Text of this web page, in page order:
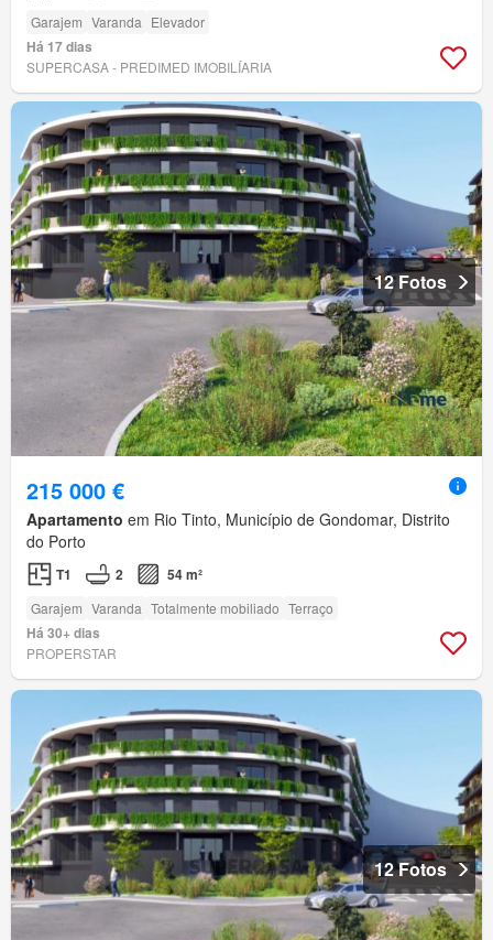
Garajem Varanda Elevador
Há 17 dias
SUPERCASA - PREDIMED IMOBILÍARIA
12 Fotos
215 000 €
Apartamento em Rio Tinto, Município de Gondomar, Distrito
do Porto
T1 2 54 m²
Garajem Varanda Totalmente mobiliado Terraço
Há 30+ dias
PROPERSTAR
12 Fotos